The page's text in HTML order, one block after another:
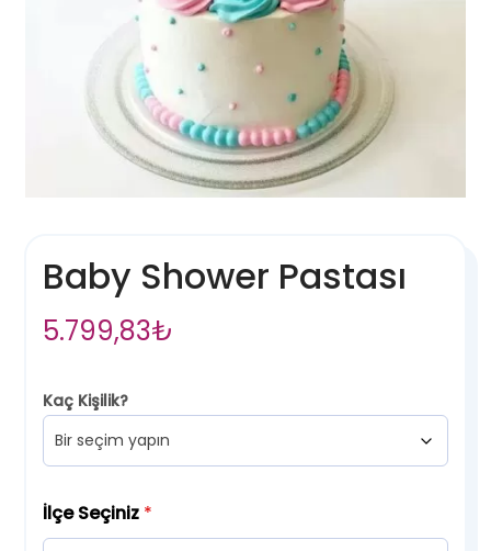
Baby Shower Pastası
5.799,83₺
Kaç Kişilik?
İlçe Seçiniz *